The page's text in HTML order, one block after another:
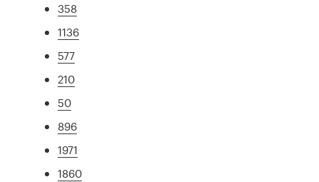
358
1136
577
210
50
896
1971
1860